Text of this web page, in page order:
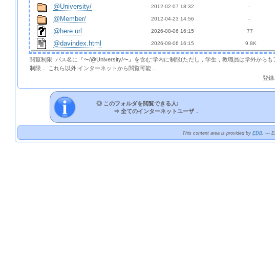
@University/ 2012-02-07 18:32
  -
@Member/ 2012-04-23 14:56
  -
@here.url 2026-08-06 16:15 77
@davindex.html 2026-08-06 16:15 9.8K
閲覧制限: パス名に『〜/@University/〜』を含む:学内に制限(ただし，学生，教職員は学外から
制限． これら以外:インターネットから閲覧可能．
登
◎ このフォルダを閲覧できる人:
⇒全てのインターネットユーザ．
This content area is provided byEDB. ---